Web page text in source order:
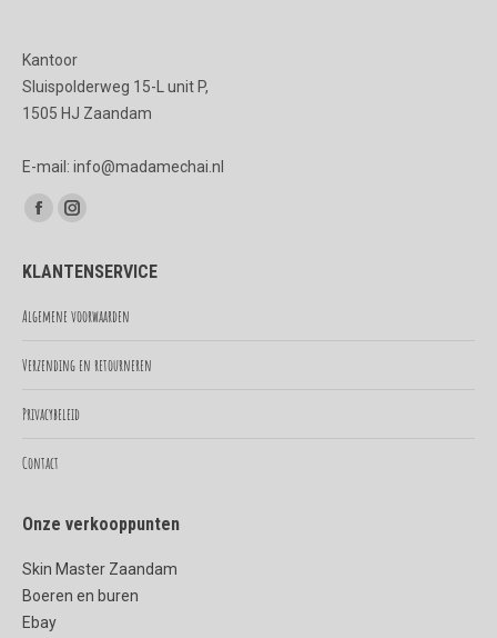
Kantoor
Sluispolderweg 15-L unit P,
1505 HJ Zaandam
E-mail: info@madamechai.nl
Vind ons op:
Facebook
opens
in
window
Instagram
opens
in
window
KLANTENSERVICE
Algemene voorwaarden
Verzending en retourneren
Privacybeleid
Contact
Onze verkooppunten
Skin Master Zaandam
Boeren en buren
Ebay